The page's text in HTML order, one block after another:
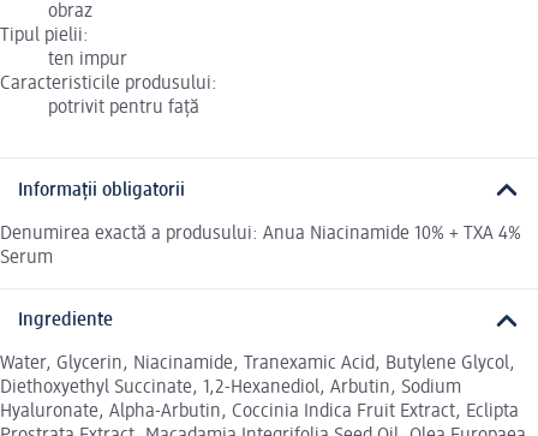
obraz
Tipul pielii:
ten impur
Caracteristicile produsului:
potrivit pentru față
Informații obligatorii
Denumirea exactă a produsului: Anua Niacinamide 10% + TXA 4%
Serum
Ingrediente
Water, Glycerin, Niacinamide, Tranexamic Acid, Butylene Glycol,
Diethoxyethyl Succinate, 1,2-Hexanediol, Arbutin, Sodium
Hyaluronate, Alpha-Arbutin, Coccinia Indica Fruit Extract, Eclipta